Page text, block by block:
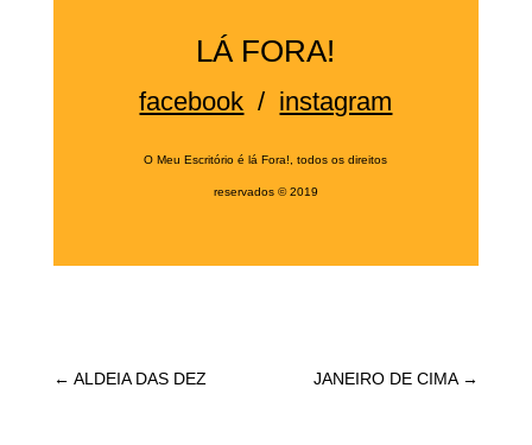
LÁ FORA!
facebook / instagram
O Meu Escritório é lá Fora!, todos os direitos
reservados ©2019
← ALDEIA DAS DEZ JANEIRO DE CIMA→